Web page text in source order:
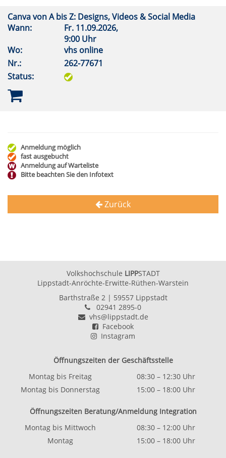
Canva von A bis Z: Designs, Videos & Social Media
Wann:
Fr. 11.09.2026,
9:00 Uhr
Wo:
vhs online
Nr.:
262-77671
Status:
Anmeldung möglich
fast ausgebucht
Anmeldung auf Warteliste
Bitte beachten Sie den Infotext
Zurück
Volkshochschule LIPPSTADT
Lippstadt-Anröchte-Erwitte-Rüthen-Warstein
Barthstraße 2| 59557 Lippstadt
02941 2895-0
vhs@lippstadt.de
Facebook
Instagram
Öffnungszeiten der Geschäftsstelle
Montag bis Freitag
08:30 – 12:30 Uhr
Montag bis Donnerstag
15:00 – 18:00 Uhr
Öffnungszeiten Beratung/Anmeldung Integration
Montag bis Mittwoch
08:30 – 12:00 Uhr
Montag
15:00 – 18:00 Uhr